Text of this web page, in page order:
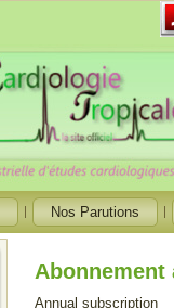
Nos Parutions
Abonnement
Annual subscription